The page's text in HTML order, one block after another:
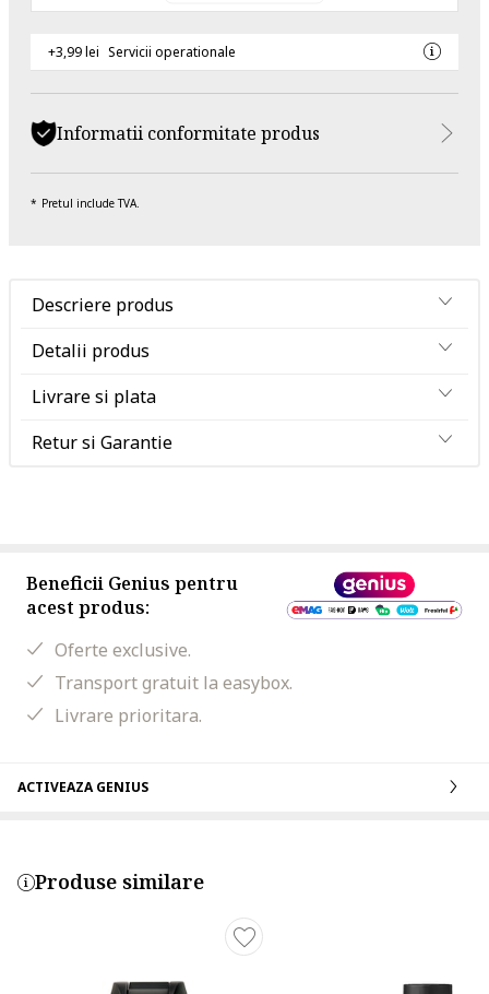
+3,99 lei Servicii operationale
Informatii conformitate produs
Pretul include TVA.
Descriere produs
Detalii produs
Livrare si plata
Retur si Garantie
Beneficii Genius pentru
acest produs:
Oferte exclusive.
Transport gratuit la easybox.
Livrare prioritara.
ACTIVEAZA GENIUS
Produse similare